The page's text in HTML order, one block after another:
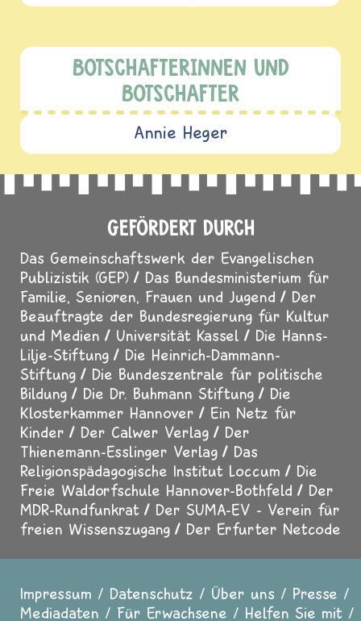
BOTSCHAFTERINNEN UND
BOTSCHAFTER
Annie Heger
GEFÖRDERT DURCH
Das Gemeinschaftswerk der Evangelischen
Publizistik (GEP)
Das Bundesministerium für
Familie, Senioren, Frauen und Jugend
Der
Beauftragte der Bundesregierung für Kultur
und Medien
Universität Kassel
Die Hanns-
Lilje-Stiftung
Die Heinrich-Dammann-
Stiftung
Die Bundeszentrale für politische
Bildung
Die Dr. Buhmann Stiftung
Die
Klosterkammer Hannover
Ein Netz für
Kinder
Der Calwer Verlag
Der
Thienemann-Esslinger Verlag
Das
Religionspädagogische Institut Loccum
Die
Freie Waldorfschule Hannover-Bothfeld
Der
MDR-Rundfunkrat
Der SUMA-EV - Verein für
freien Wissenszugang
Der Erfurter Netcode
Fußzeile
Impressum Datenschutz Über uns
Presse
Mediadaten
Für Erwachsene Helfen Sie mit